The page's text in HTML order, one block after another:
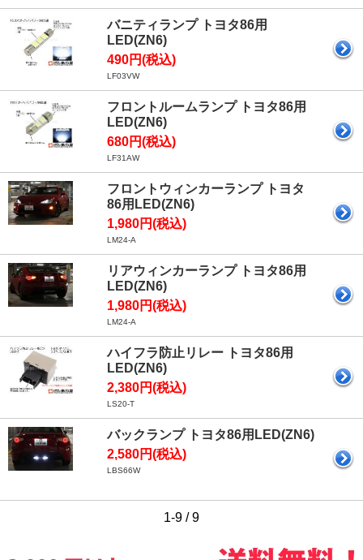
バニティランプ トヨタ86用
LED(ZN6)
490円(税込)
LF03VW
フロントルームランプ トヨタ86用
LED(ZN6)
680円(税込)
LF31AW
フロントウィンカーランプ トヨタ
86用LED(ZN6)
1,980円(税込)
LM24-A
リアウィンカーランプ トヨタ86用
LED(ZN6)
1,980円(税込)
LM24-A
ハイフラ防止リレー トヨタ86用
LED(ZN6)
2,380円(税込)
LS20-T
バックランプ トヨタ86用LED(ZN6)
2,580円(税込)
LBS66W
1-9 / 9